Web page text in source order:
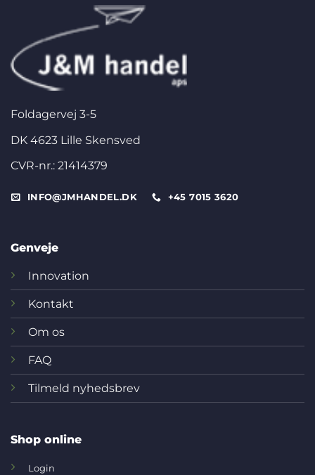
Foldagervej 3-5
DK 4623 Lille Skensved
CVR-nr.: 21414379
INFO@JMHANDEL.DK +45 7015 3620
Genveje
Innovation
Kontakt
Om os
FAQ
Tilmeld nyhedsbrev
Shop online
Login